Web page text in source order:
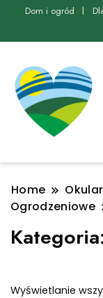
Dom i ogród
Home
Ogrodzeniowe
Wyświetlanie